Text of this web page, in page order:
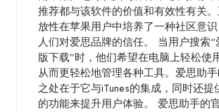
推荐都与该软件的价值和有效性有关
放性在苹果用户中培养了一种社区意
人们对爱思品牌的信任。 当用户搜索“
版下载”时，他们希望在电脑上轻松使
从而更轻松地管理各种工具。爱思助
之处在于它与iTunes的集成，同时还提
的功能来提升用户体验。 爱思助手的